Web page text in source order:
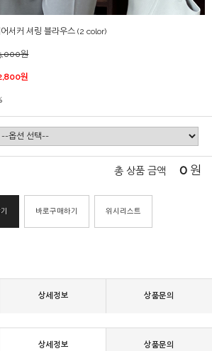
서커 셔링 블라우스 (2 color)
원
원
총 상품 금액 0 원
바로구매하기 위시리스트
상세정보 상품문의
상세정보 상품문의